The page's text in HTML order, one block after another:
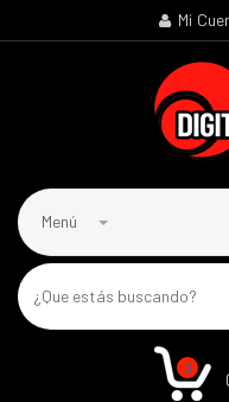
Mi
Menú
0